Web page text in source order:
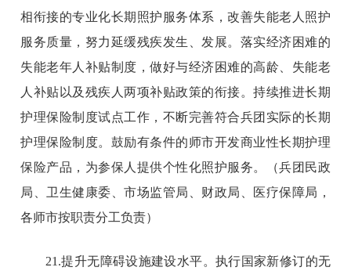
相衔接的专业化长期照护服务体系，改善失能老人照护
服务质量，努力延缓残疾发生、发展。落实经济困难的
失能老年人补贴制度，做好与经济困难的高龄、失能老
人补贴以及残疾人两项补贴政策的衔接。持续推进长期
护理保险制度试点工作，不断完善符合兵团实际的长期
护理保险制度。鼓励有条件的师市开发商业性长期护理
保险产品，为参保人提供个性化照护服务。（兵团民政
局、卫生健康委、市场监管局、财政局、医疗保障局，
各师市按职责分工负责）
21.提升无障碍设施建设水平。执行国家新修订的无